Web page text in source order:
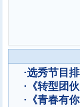
·选秀节目
· 《转型团
· 《青春有